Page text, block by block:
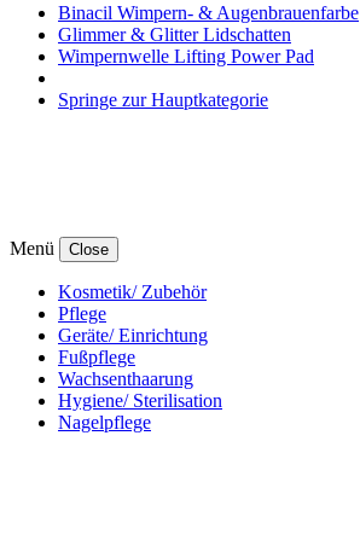
Binacil Wimpern- & Augenbrauenfarbe
Glimmer & Glitter Lidschatten
Wimpernwelle Lifting Power Pad
Springe zur Hauptkategorie
Menü Close
Kosmetik/ Zubehör
Pflege
Geräte/ Einrichtung
Fußpflege
Wachsenthaarung
Hygiene/ Sterilisation
Nagelpflege